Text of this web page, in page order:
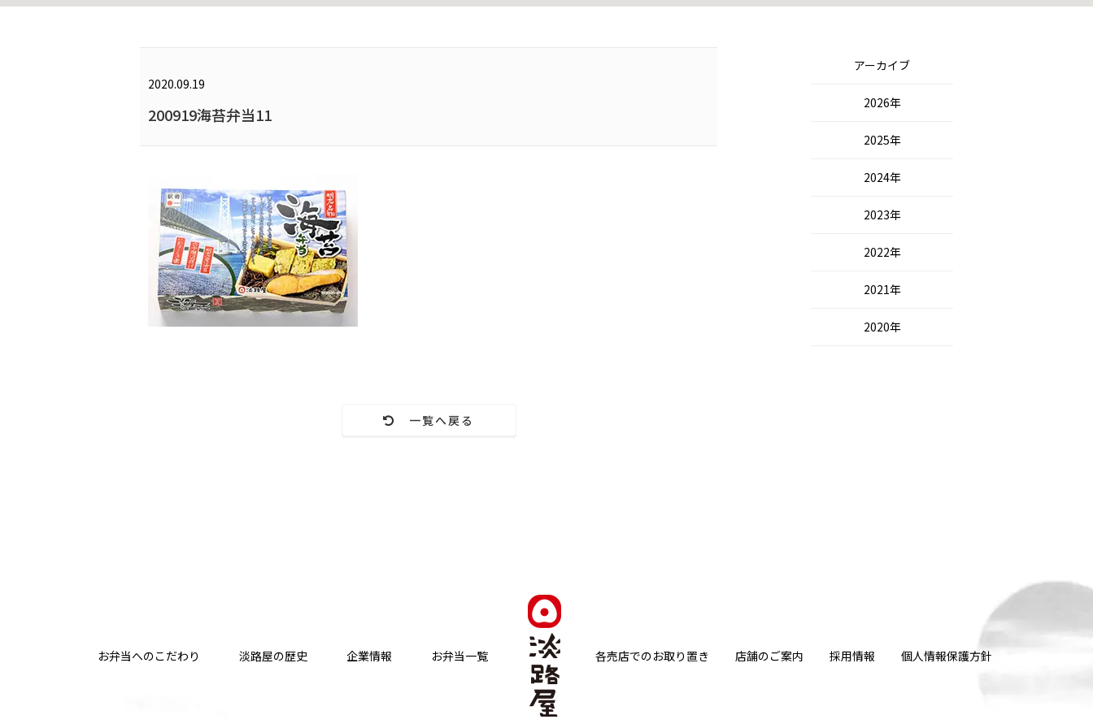
2020.09.19
200919海苔弁当11
一覧へ戻る
アーカイブ
2026年
2025年
2024年
2023年
2022年
2021年
2020年
お弁当へのこだわり 淡路屋の歴史 企業情報 お弁当一覧 各売店でのお取り置き 店舗のご案内 採用情報 個人情報保護方針